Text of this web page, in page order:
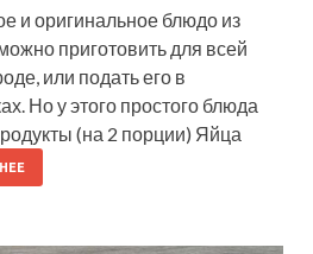
и оригинальное блюдо из
приготовить для всей
или подать его в
Но у этого простого блюда
(на 2 порции) Яйца